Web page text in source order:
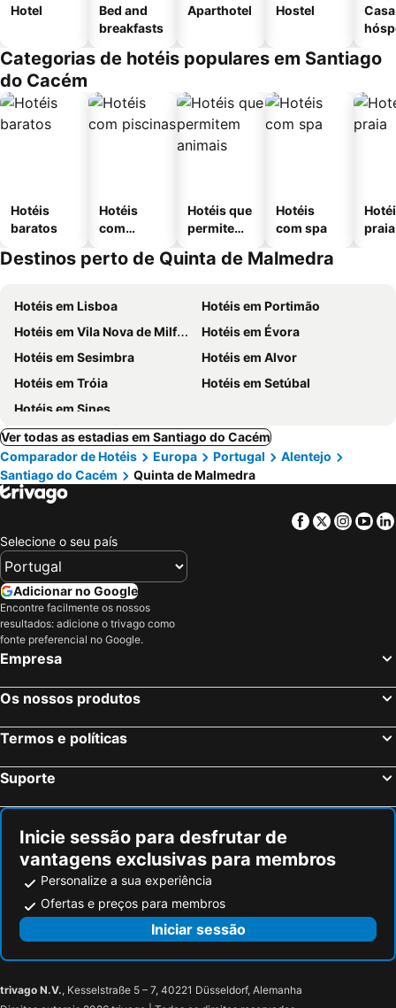
Hotel
Bed and
breakfasts
Aparthotel Hostel
Categorias de hotéis populares em Santiago
do Cacém
Hotéis
baratos
Hotéis
com
Hotéis que
permitem
Hotéis
com spa
praia
Destinos perto de Quinta de Malmedra
Hotéis em Lisboa
Hotéis em Portimão
Hotéis em Vila Nova de Milfontes
Hotéis em Évora
Hotéis em Sesimbra
Hotéis em Alvor
Hotéis em Tróia
Hotéis em Setúbal
Hotéis em Sines
Ver todas as estadias em Santiago do Cacém
Comparador de Hotéis
Europa Portugal
Alentejo
Santiago do Cacém
Quinta de Malmedra
Facebook
Twitter
Selecione o seu país
Adicionar no Google
Encontre facilmente os nossos
resultados: adicione o trivago como
fonte preferencial no Google.
Empresa
Os nossos produtos
Termos e políticas
Suporte
Inicie sessão para desfrutar de
vantagens exclusivas para membros
Personalize a sua experiência
Ofertas e preços para membros
Iniciar sessão
trivago N.V., Kesselstraße 5 – 7, 40221 Düsseldorf, Alemanha